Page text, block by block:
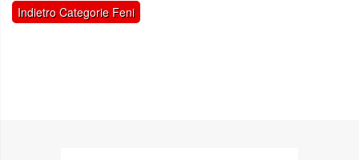
Indietro Categorie Feni